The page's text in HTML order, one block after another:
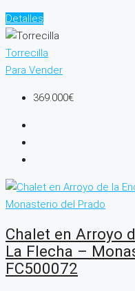
Detalles
Torrecilla
Para Vender
369.000€
Chalet en Arroyo
La Flecha –
FC500072